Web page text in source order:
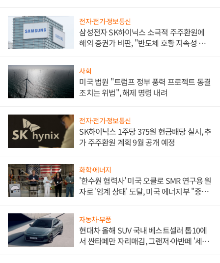
전자·전기·정보통신
삼성전자 SK하이닉스 소극적 주주환원에
해외 증권가 비판, "반도체 호황 지속성 의
사회
미국 법원 "트럼프 정부 풍력 프로젝트 동결
조치는 위법", 해제 명령 내려
전자·전기·정보통신
SK하이닉스 1주당 375원 현금배당 실시, 추
가 주주환원 계획 9월 공개 예정
화학·에너지
'한수원 협력사' 미국 오클로 SMR 연구용 원
자로 '임계 상태' 도달, 미국 에너지부 "중요
자동차·부품
현대차 올해 SUV 국내 베스트셀러 톱10에
서 싼타페만 자리매김, 그랜저·아반떼 '세단